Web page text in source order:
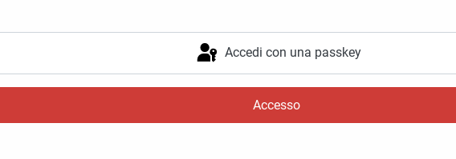
Accedi con una passkey
Accesso